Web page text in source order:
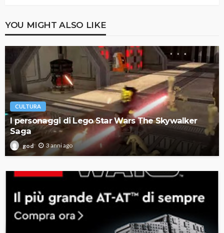
YOU MIGHT ALSO LIKE
CULTURA
I personaggi di Lego Star Wars The Skywalker
Saga
god 3 anni ago